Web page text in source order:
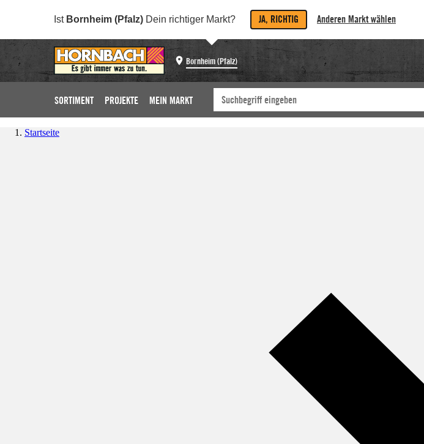
Ist Bornheim (Pfalz) Dein richtiger Markt? JA, RICHTIG Anderen Markt wählen
Bornheim (Pfalz)
SORTIMENT PROJEKTE MEIN MARKT
Startseite